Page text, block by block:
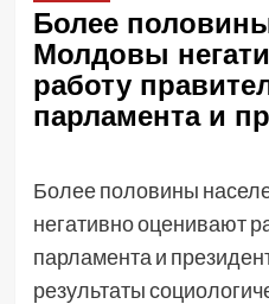
Более
Молдовы
работу
парламента и
Более половины
негативно оценивают
парламента и
результаты